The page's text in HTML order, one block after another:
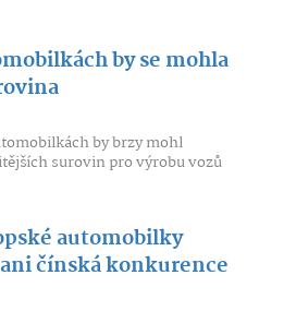
by se mohla
by brzy mohl
surovin pro výrobu vozů
automobilky
čínská konkurence